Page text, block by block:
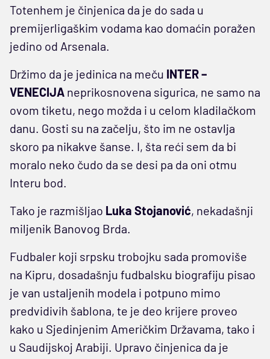
Totenhem je činjenica da je do sada u
premijerligaškim vodama kao domaćin poražen
jedino od Arsenala.
Držimo da je jedinica na meču INTER –
VENECIJA neprikosnovena sigurica, ne samo na
ovom tiketu, nego možda i u celom kladilačkom
danu. Gosti su na začelju, što im ne ostavlja
skoro pa nikakve šanse. I, šta reći sem da bi
moralo neko čudo da se desi pa da oni otmu
Interu bod.
Tako je razmišljao Luka Stojanović, nekadašnji
miljenik Banovog Brda.
Fudbaler koji srpsku trobojku sada promoviše
na Kipru, dosadašnju fudbalsku biografiju pisao
je van ustaljenih modela i potpuno mimo
predvidivih šablona, te je deo krijere proveo
kako u Sjedinjenim Američkim Državama, tako i
u Saudijskoj Arabiji. Upravo činjenica da je